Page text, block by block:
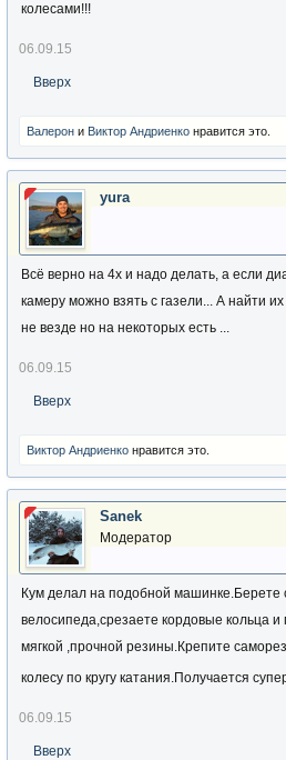
колесами!!!
06.09.15
Вверх
Валерон и Виктор Андриенко нравится это.
yura
Всё верно на 4х и надо делать, а если
камеру можно взять с газели... А найти
не везде но на некоторых есть ...
06.09.15
Вверх
Виктор Андриенко нравится это.
Sanek
Модератор
Кум делал на подобной машинке.Берете
велосипеда,срезаете кордовые кольца и
мягкой ,прочной резины.Крепите
колесу по кругу катания.Получается
06.09.15
Вверх